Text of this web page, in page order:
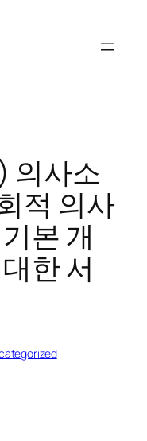
의사소
적 의사
본 개
한 서